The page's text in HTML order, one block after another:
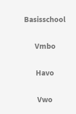
Basisschool
Vmbo
Havo
Vwo